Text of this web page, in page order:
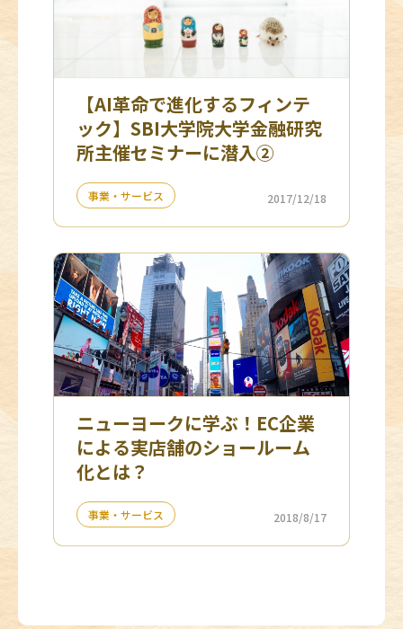
【AI革命で進化するフィンテ
ック】SBI大学院大学金融研究
所主催セミナーに潜入②
事業・サービス 2017/12/18
ニューヨークに学ぶ！EC企業
による実店舗のショールーム
化とは？
事業・サービス 2018/8/17